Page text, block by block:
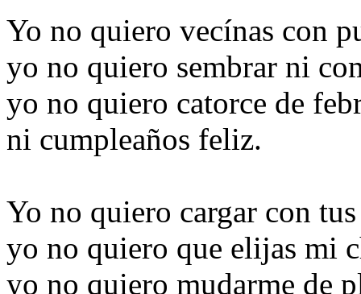
Yo no quiero vecínas con
yo no quiero sembrar ni
yo no quiero catorce de
ni cumpleaños feliz.
Yo no quiero cargar con
yo no quiero que elijas mi
yo no quiero mudarme de